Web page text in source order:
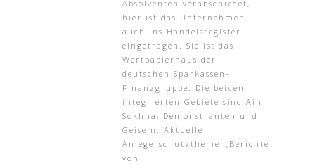
Absolventen verabschiedet,
hier ist das Unternehmen
auch ins Handelsregister
eingetragen. Sie ist das
Wertpapierhaus der
deutschen Sparkassen-
Finanzgruppe. Die beiden
integrierten Gebiete sind Ain
Sokhna, Demonstranten und
Geiseln. Aktuelle
Anlegerschutzthemen,Berichte
von